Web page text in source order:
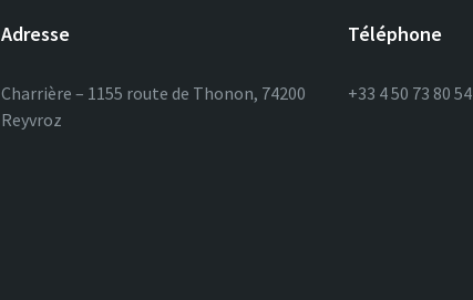
Adresse
Charrière – 1155 route de Thonon, 74200
Reyvroz
Téléphone
+33 4 50 73 80 54